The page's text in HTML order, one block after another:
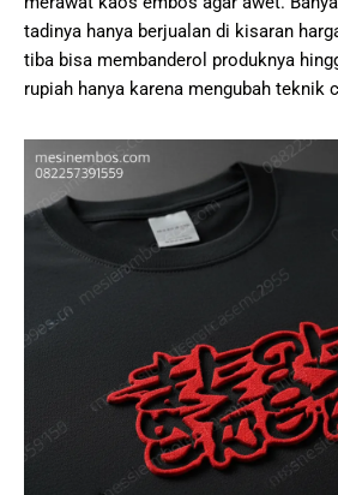
tadinya hanya berjualan di kisaran
tiba bisa membanderol produknya
rupiah hanya karena mengubah teknik